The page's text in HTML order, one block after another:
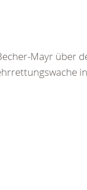
Mayr über